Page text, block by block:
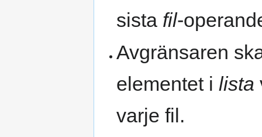
sista fil-
Avgränsaren
elementet ilista
varje fil.